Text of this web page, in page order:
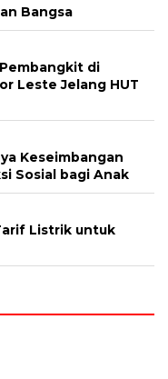
Bangsa
di
Leste Jelang HUT
Keseimbangan
Sosial bagi Anak
Listrik untuk